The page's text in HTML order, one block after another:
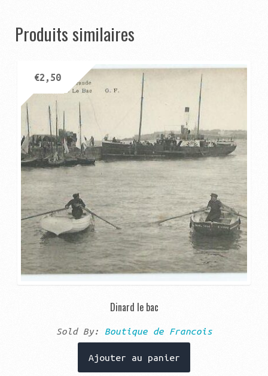
Produits similaires
Dinard le bac
€2,50
Sold By: Boutique de Francois
Ajouter au panier